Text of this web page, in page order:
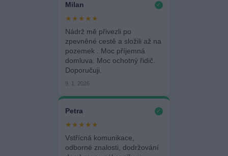
Milan ✓
★★★★★
Nádrž mě přivezli po
zpevněné cestě a složili až na
pozemek . Moc příjemná
domluva. Moc ochotný řidič.
Doporučuji.
9. 1. 2026
Petra ✓
★★★★★
Vstřícná komunikace,
odborné znalosti, dodržování